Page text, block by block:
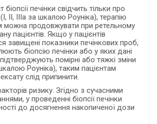
печінки свідчить тільки про
(I, II, IIIa за шкалою Роуніка), терапію
можна продовжувати при ретельному
пацієнтів. Якщо у пацієнтів
завищені показники печінкових проб,
біопсію печінки або у яких дані
підтверджують помірні або тяжкі зміни
Роуніка), таким пацієнтам
слід припинити.
ризику. Згідно з сучасними
у проведенні біопсії печінки
до досягнення накопиченої дози